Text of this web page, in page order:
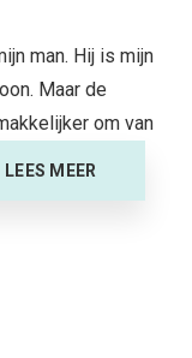
man. Hij is mijn
Maar de
om van
LEES MEER